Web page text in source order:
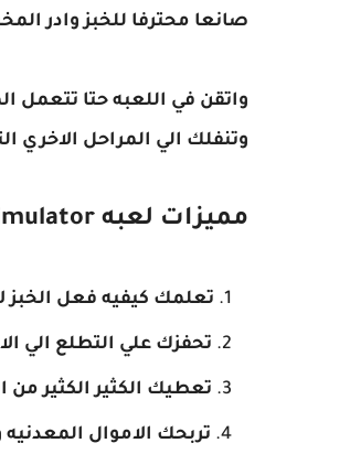
صانعا محترفا للخبز وادر
واتقن في اللعبه حتا تتعمل
وتنفلك الي المراحل الاخري
مميزات لعبه Bakery Simulator
تعلمك كيفيه فعل الخبز
تحفزك علي التطلع الي
تعطيك الكثير الكثير من
تربحك الاموال المعدنيه